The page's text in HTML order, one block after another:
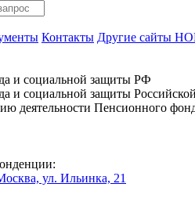
Контакты Другие сайты
и социальной защиты РФ
и социальной защиты
деятельности Пенсионного
ул. Ильинка, 21